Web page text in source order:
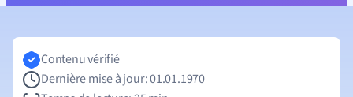
Contenu vérifié
Dernière mise à jour: 01.01.1970